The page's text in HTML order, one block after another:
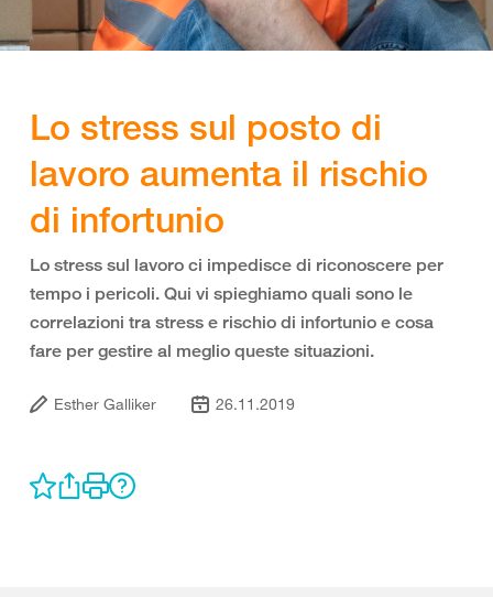
Lo stress sul posto di
lavoro aumenta il rischio
di infortunio
Lo stress sul lavoro ci impedisce di riconoscere per
tempo i pericoli. Qui vi spieghiamo quali sono le
correlazioni tra stress e rischio di infortunio e cosa
fare per gestire al meglio queste situazioni.
Esther Galliker 26.11.2019